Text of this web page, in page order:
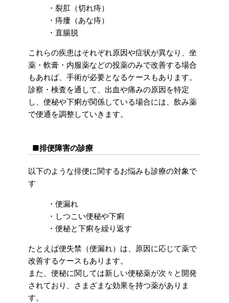
・裂肛（切れ痔）
・痔瘻（あな痔）
・直腸脱
これらの疾患はそれぞれ原因や症状が異なり、坐
薬・軟膏・内服薬などの投薬のみで改善する場合
もあれば、手術が必要となるケースもあります。
診察・検査を通して、出血や痛みの原因を特定
し、便秘や下痢が関係している場合には、飲み薬
で便通を調整していきます。
■排便障害の診療
以下のような排便に関するお悩みも診療の対象で
す
・便漏れ
・しつこい便秘や下痢
・便秘と下痢を繰り返す
たとえば便失禁（便漏れ）は、原因に応じて薬で
改善するケースもあります。
また、便秘に関しては新しい便秘薬が次々と開発
されており、さまざまな効果を持つ薬がありま
す。